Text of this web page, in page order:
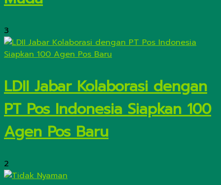
3
LDII Jabar Kolaborasi dengan
PT Pos Indonesia Siapkan 100
Agen Pos Baru
2